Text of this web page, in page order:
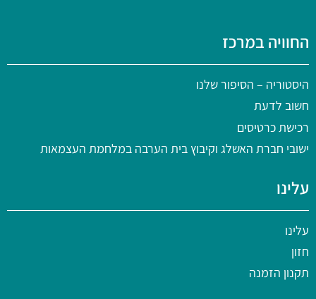
החוויה במרכז
היסטוריה – הסיפור שלנו
חשוב לדעת
רכישת כרטיסים
ישובי חברת האשלג וקיבוץ בית הערבה במלחמת העצמאות
עלינו
עלינו
חזון
תקנון הזמנה